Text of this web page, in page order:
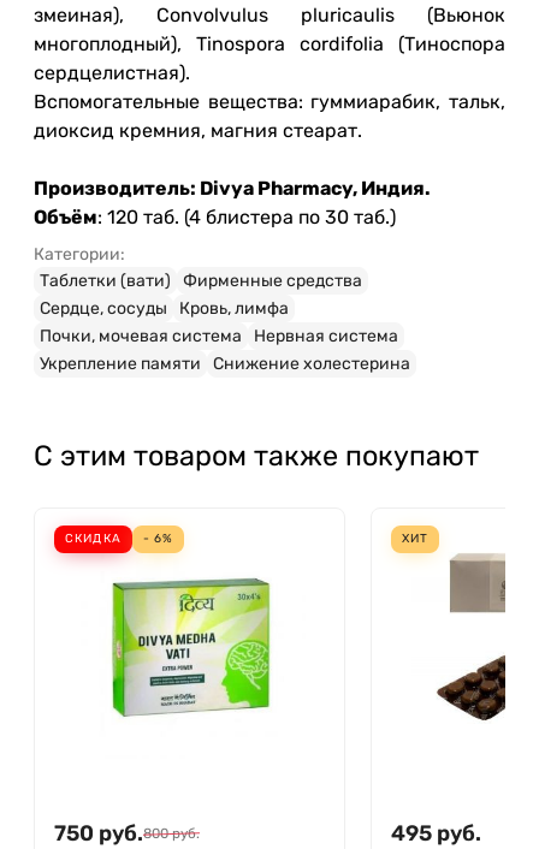
змеиная), Convolvulus pluricaulis (Вьюнок
многоплодный), Tinospora cordifolia (Тиноспора
сердцелистная).
Вспомогательные вещества: гуммиарабик, тальк,
диоксид кремния, магния стеарат.
Производитель: Divya Pharmacy, Индия.
Объём: 120 таб. (4 блистера по 30 таб.)
Категории:
Таблетки (вати)
Фирменные средства
Сердце, сосуды
Кровь, лимфа
Почки, мочевая система
Нервная система
Укрепление памяти
Снижение холестерина
С этим товаром также покупают
СКИДКА - 6%
750 руб.800 руб.
ХИТ
495 руб.